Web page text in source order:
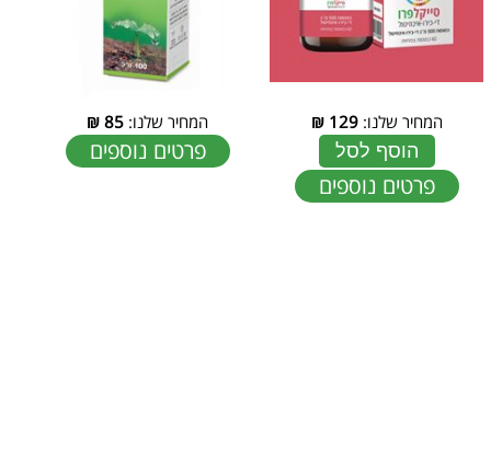
המחיר שלנו:129
₪
הוסף לסל
פרטים נוספים
המחיר שלנו: 85
₪
פרטים נוספים